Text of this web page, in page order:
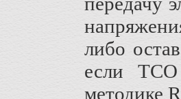
либо
если ТСО
методике